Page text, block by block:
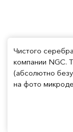
Чистого
компании NGC.
(абсолютно
на фото